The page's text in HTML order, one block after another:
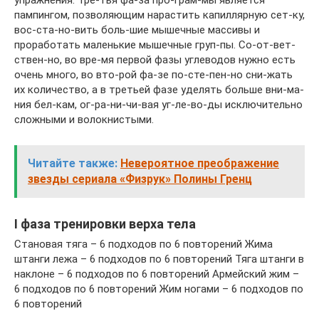
пампингом, позволяющим нарастить капиллярную сет-ку,
вос-ста-но-вить боль-шие мышечные массивы и
проработать маленькие мышечные груп-пы. Со-от-вет-
ствен-но, во вре-мя первой фазы углеводов нужно есть
очень много, во вто-рой фа-зе по-сте-пен-но сни-жать
их количество, а в третьей фазе уделять больше вни-ма-
ния бел-кам, ог-ра-ни-чи-вая уг-ле-во-ды исключительно
сложными и волокнистыми.
Читайте также: Невероятное преображение
звезды сериала «Физрук» Полины Гренц
I фаза тренировки верха тела
Становая тяга – 6 подходов по 6 повторений Жима
штанги лежа – 6 подходов по 6 повторений Тяга штанги в
наклоне – 6 подходов по 6 повторений Армейский жим –
6 подходов по 6 повторений Жим ногами – 6 подходов по
6 повторений